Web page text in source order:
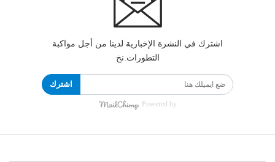
اشترك في النشرة الإخبارية لدينا من أجل مواكبة
التطورات.نخ
اشترك
Powered by